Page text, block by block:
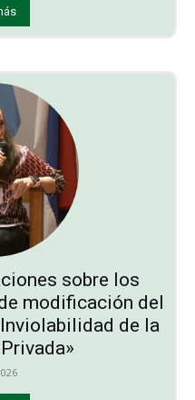
sobre los
modificación del
de la